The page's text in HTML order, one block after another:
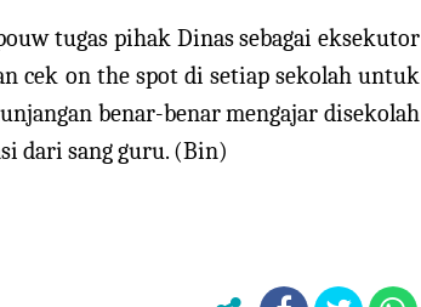
tugas pihak Dinas sebagai eksekutor
cek on the spot di setiap sekolah untuk
benar-benar mengajar disekolah
dari sang guru. (Bin)